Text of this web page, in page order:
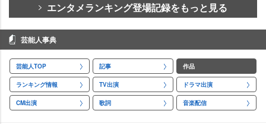
エンタメランキング登場記録をもっと見る
芸能人事典
芸能人TOP 記事 作品
ランキング情報 TV出演 ドラマ出演
CM出演 歌詞 音楽配信